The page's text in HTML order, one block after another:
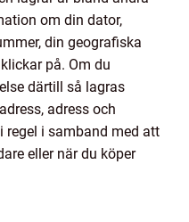
om din dator,
din geografiska
på. Om du
därtill så lagras
adress och
regel i samband med att
eller när du köper